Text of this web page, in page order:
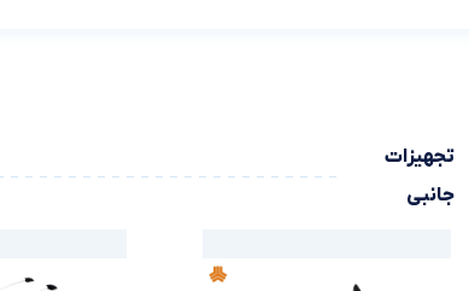
تجهیزات
جانبی